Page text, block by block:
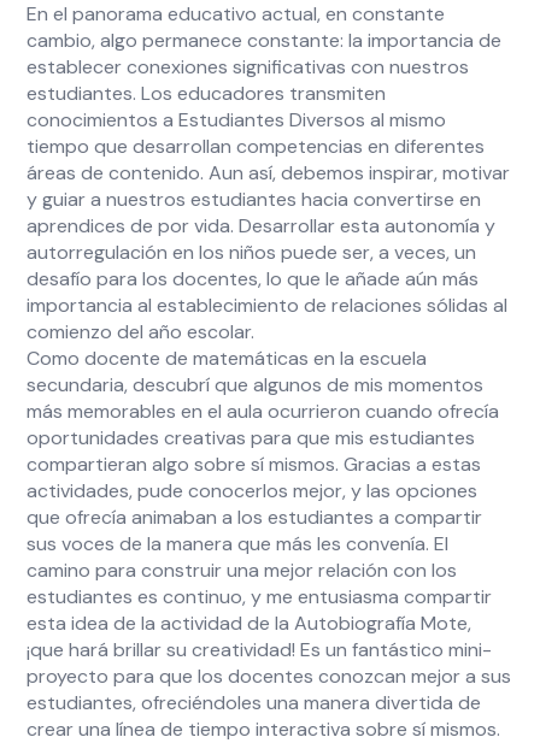
En el panorama educativo actual, en constante
cambio, algo permanece constante: la importancia de
establecer conexiones significativas con nuestros
estudiantes. Los educadores transmiten
conocimientos a Estudiantes Diversos al mismo
tiempo que desarrollan competencias en diferentes
áreas de contenido. Aun así, debemos inspirar, motivar
y guiar a nuestros estudiantes hacia convertirse en
aprendices de por vida. Desarrollar esta autonomía y
autorregulación en los niños puede ser, a veces, un
desafío para los docentes, lo que le añade aún más
importancia al establecimiento de relaciones sólidas al
comienzo del año escolar.
Como docente de matemáticas en la escuela
secundaria, descubrí que algunos de mis momentos
más memorables en el aula ocurrieron cuando ofrecía
oportunidades creativas para que mis estudiantes
compartieran algo sobre sí mismos. Gracias a estas
actividades, pude conocerlos mejor, y las opciones
que ofrecía animaban a los estudiantes a compartir
sus voces de la manera que más les convenía. El
camino para construir una mejor relación con los
estudiantes es continuo, y me entusiasma compartir
esta idea de la actividad de la Autobiografía Mote,
¡que hará brillar su creatividad! Es un fantástico mini-
proyecto para que los docentes conozcan mejor a sus
estudiantes, ofreciéndoles una manera divertida de
crear una línea de tiempo interactiva sobre sí mismos.